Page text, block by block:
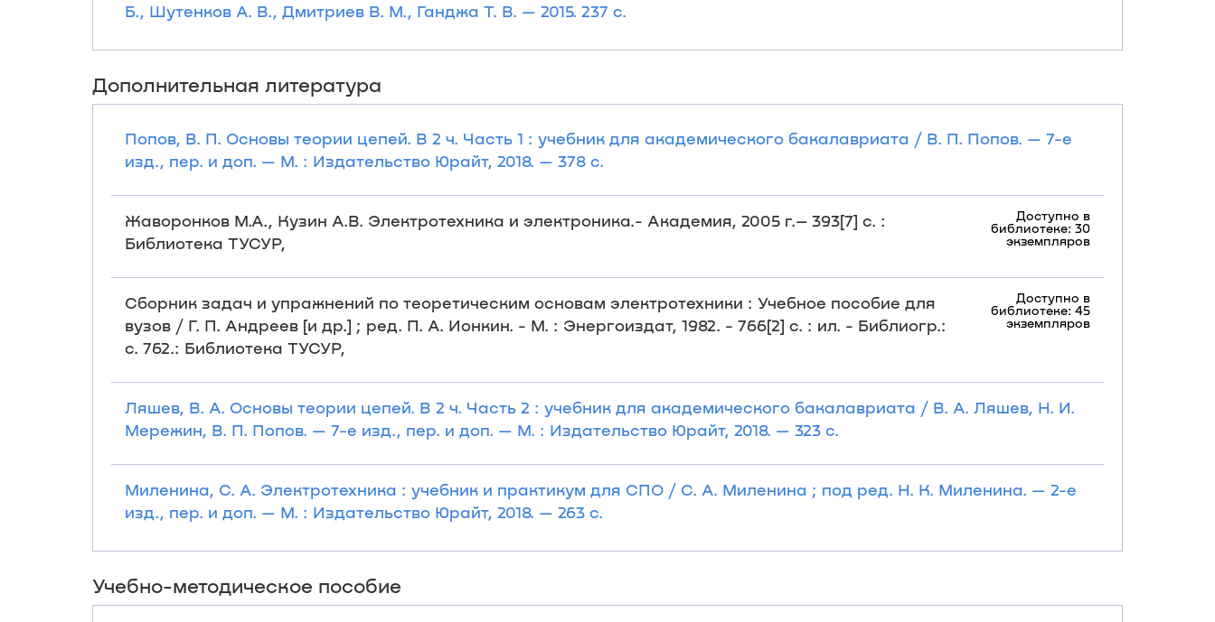
Б., Шутенков А. В., Дмитриев В. М., Ганджа Т. В. — 2015. 237 с.
Дополнительная литература
Попов, В. П. Основы теории цепей. В 2 ч. Часть 1 : учебник для академического бакалавриата / В. П. Попов. — 7-е
изд., пер. и доп. — М. : Издательство Юрайт, 2018. — 378 с.
Жаворонков М.А., Кузин А.В. Электротехника и электроника.- Академия, 2005 г.– 393[7] с. :
Библиотека ТУСУР,
Доступно в
библиотеке: 30
экземпляров
Сборник задач и упражнений по теоретическим основам электротехники : Учебное пособие для
вузов / Г. П. Андреев [и др.] ; ред. П. А. Ионкин. - М. : Энергоиздат, 1982. - 766[2] с. : ил. - Библиогр.:
с. 762.: Библиотека ТУСУР,
Доступно в
библиотеке: 45
экземпляров
Ляшев, В. А. Основы теории цепей. В 2 ч. Часть 2 : учебник для академического бакалавриата / В. А. Ляшев, Н. И.
Мережин, В. П. Попов. — 7-е изд., пер. и доп. — М. : Издательство Юрайт, 2018. — 323 с.
Миленина, С. А. Электротехника : учебник и практикум для СПО / С. А. Миленина ; под ред. Н. К. Миленина. — 2-е
изд., пер. и доп. — М. : Издательство Юрайт, 2018. — 263 с.
Учебно-методическое пособие